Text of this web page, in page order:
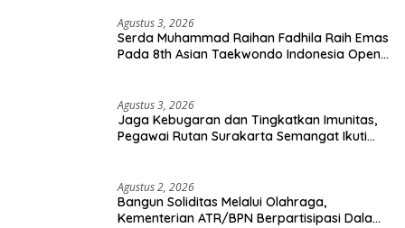
Agustus 3, 2026
Serda Muhammad Raihan Fadhila Raih Emas
Pada 8th Asian Taekwondo Indonesia Open
Agustus 3, 2026
Jaga Kebugaran dan Tingkatkan Imunitas,
Pegawai Rutan Surakarta Semangat Ikuti
Agustus 2, 2026
Bangun Soliditas Melalui Olahraga,
Kementerian ATR/BPN Berpartisipasi Dalam